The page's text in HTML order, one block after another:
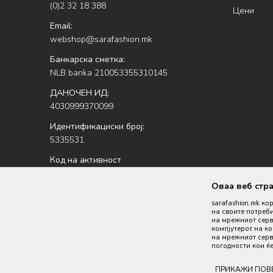
(0)2 32 18 388
Email:
webshop@sarafashion.mk
Банкарска сметка:
NLB banka 210053355310145
ДАНОЧЕН ИД:
4030999370099
Идентификациски број:
5335531
Код на активност
Цени
Настојуваме да бидеме што попрецизни во описот на
Оваа веб
sarafashion.mk
на своите
на мрежниот
компјутерот на
на мрежниот
погодности кои
ПРИКАЖИ